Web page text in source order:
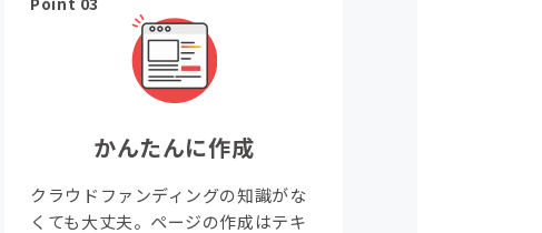
かんたんに作成
クラウドファンディングの知識がな
くても大丈夫。ページの作成はテキ